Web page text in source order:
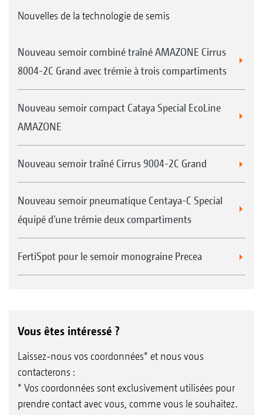
Nouvelles de la technologie de semis
Nouveau semoir combiné traîné AMAZONE Cirrus
8004-2C Grand avec trémie à trois compartiments
Nouveau semoir compact Cataya Special EcoLine
AMAZONE
Nouveau semoir traîné Cirrus 9004-2C Grand
Nouveau semoir pneumatique Centaya-C Special
équipé d’une trémie deux compartiments
FertiSpot pour le semoir monograine Precea
Vous êtes intéressé ?
Laissez-nous vos coordonnées* et nous vous
contacterons :
* Vos coordonnées sont exclusivement utilisées pour
prendre contact avec vous, comme vous le souhaitez.